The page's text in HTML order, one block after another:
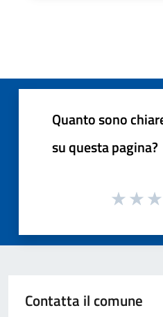
Quanto sono
su questa pagina?
Contatta il comune